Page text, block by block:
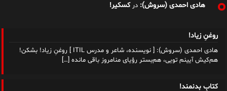
هادی احمدی (سروش): درکسکیر!
روغنِ زیاد!
هادی احمدی (سروش): [ نویسنده، شاعر و مدرس ITIL ] روغنِ زیاد! بشکن!
هم‌کیش آیینم تویی، هم‌بستر رؤیای منامروز باقی مانده […]
کتابِ بدنمند!